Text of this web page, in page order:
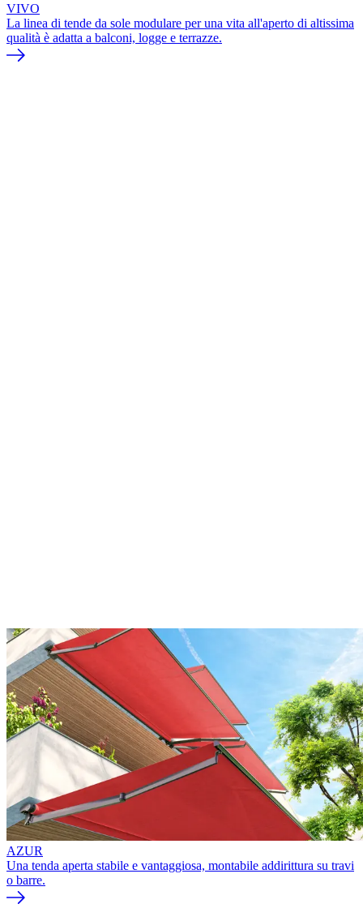
VIVO
La linea di tende da sole modulare per una vita all'aperto di altissima
qualità è adatta a balconi, logge e terrazze.
AZUR
Una tenda aperta stabile e vantaggiosa, montabile addirittura su travi
o barre.